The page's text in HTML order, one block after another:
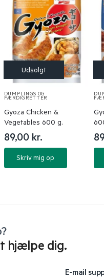
DUMPLINGS OG
FÆRDIGRETTER
Gyoza Chicken &
Vegetables 600 g.
89,00 kr.
Skriv mig op
hjælpe dig.
E-mail